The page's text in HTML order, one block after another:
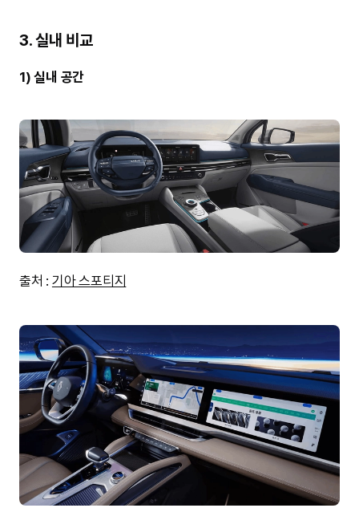
3. 실내 비교
1) 실내 공간
출처 : 기아 스포티지